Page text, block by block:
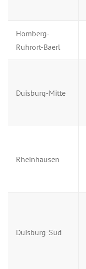
Homberg-
Ruhrort-Baerl
Duisburg-Mitte
Rheinhausen
Duisburg-Süd